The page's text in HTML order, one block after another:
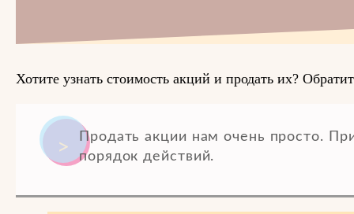
Хотите узнать стоимость акций и продать их?
Продать акции нам очень просто.
порядок действий.